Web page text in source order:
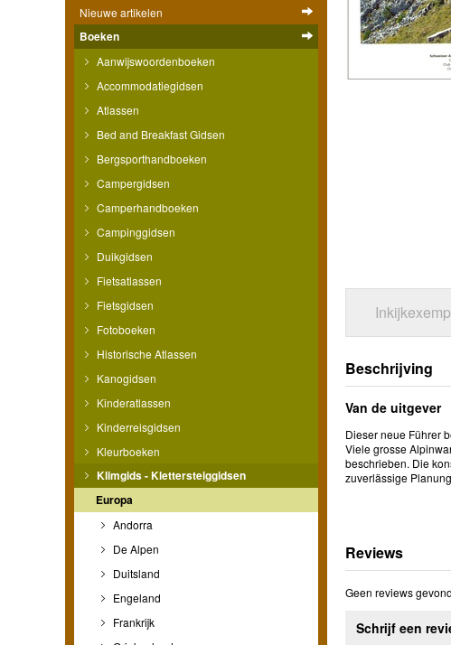
Nieuwe artikelen
Boeken
Aanwijswoordenboeken
Accommodatiegidsen
Atlassen
Bed and Breakfast Gidsen
Bergsporthandboeken
Campergidsen
Camperhandboeken
Campinggidsen
Duikgidsen
Fietsatlassen
Fietsgidsen
Fotoboeken
Historische Atlassen
Kanogidsen
Kinderatlassen
Kinderreisgidsen
Kleurboeken
Klimgids - Klettersteiggidsen
Europa
Andorra
De Alpen
Duitsland
Engeland
Frankrijk
Beschrijving
Van de uitgever
Dieser neue Führer
Viele grosse
beschrieben. Die
zuverlässige
Reviews
Geen reviews
Schrijf een